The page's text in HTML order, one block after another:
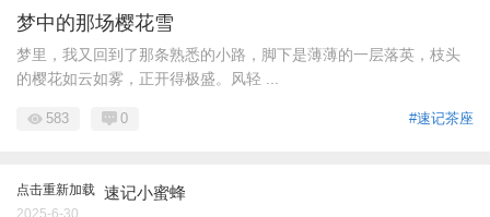
梦中的那场樱花雪
梦里，我又回到了那条熟悉的小路，脚下是薄薄的一层落英，枝头
的樱花如云如雾，正开得极盛。风轻 ...
#速记茶座
583 0
点击重新加载 速记小蜜蜂
2025-6-30